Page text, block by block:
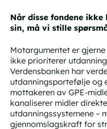
Når disse fondene
sin, må vi stille
Motargumentet er
ikke prioriterer
Verdensbanken har
utdanningsportefølje og
mottakeren av GPE-
kanaliserer midler
utdanningssystemene –
gjennomslagskraft for